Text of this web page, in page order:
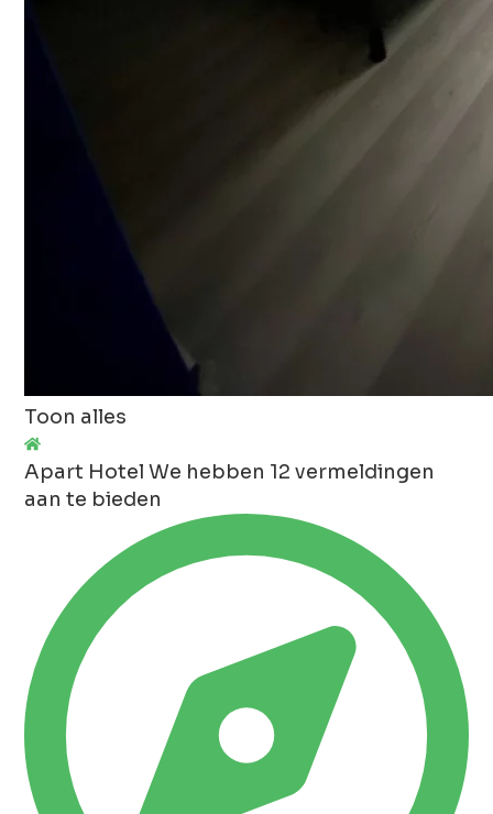
Toon alles
Apart Hotel We hebben 12 vermeldingen
aan te bieden